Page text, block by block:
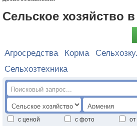
Сельское хозяйство
Агросредства Корма
Сельхозтехника
с ценой с фото